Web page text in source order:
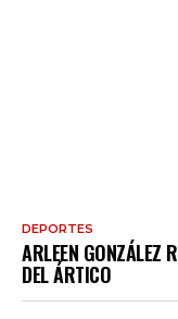
DEPORTES
ARLEEN GONZÁLEZ
DEL ÁRTICO